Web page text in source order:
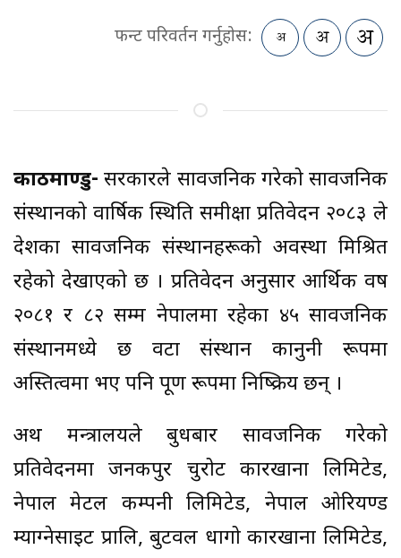
फन्ट परिवर्तन गर्नुहोस:
काठमाण्डु-सरकारले सार्वजनिक गरेको सार्वजनिक
संस्थानको वार्षिक स्थिति समीक्षा प्रतिवेदन २०८३ ले
देशका सार्वजनिक संस्थानहरूको अवस्था मिश्रित
रहेको देखाएको छ । प्रतिवेदन अनुसार आर्थिक वर्ष
२०८१ र ८२ सम्म नेपालमा रहेका ४५ सार्वजनिक
संस्थानमध्ये छ वटा संस्थान कानुनी रूपमा
अस्तित्वमा भए पनि पूर्ण रूपमा निष्क्रिय छन् ।
अर्थ मन्त्रालयले बुधबार सार्वजनिक गरेको
प्रतिवेदनमा जनकपुर चुरोट कारखाना लिमिटेड,
नेपाल मेटल कम्पनी लिमिटेड, नेपाल ओरियण्ड
म्याग्नेसाइट प्रालि, बुटवल धागो कारखाना लिमिटेड,